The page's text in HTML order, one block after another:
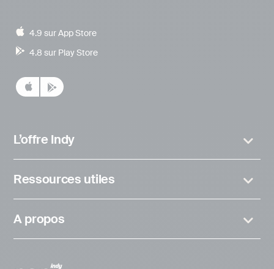
4.9 sur App Store
4.8 sur Play Store
L’offre Indy
Ressources utiles
A propos